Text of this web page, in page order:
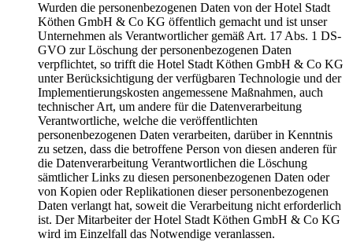
Wurden die personenbezogenen Daten von der Hotel Stadt
Köthen GmbH & Co KG öffentlich gemacht und ist unser
Unternehmen als Verantwortlicher gemäß Art. 17 Abs. 1 DS-
GVO zur Löschung der personenbezogenen Daten
verpflichtet, so trifft die Hotel Stadt Köthen GmbH & Co KG
unter Berücksichtigung der verfügbaren Technologie und der
Implementierungskosten angemessene Maßnahmen, auch
technischer Art, um andere für die Datenverarbeitung
Verantwortliche, welche die veröffentlichten
personenbezogenen Daten verarbeiten, darüber in Kenntnis
zu setzen, dass die betroffene Person von diesen anderen für
die Datenverarbeitung Verantwortlichen die Löschung
sämtlicher Links zu diesen personenbezogenen Daten oder
von Kopien oder Replikationen dieser personenbezogenen
Daten verlangt hat, soweit die Verarbeitung nicht erforderlich
ist. Der Mitarbeiter der Hotel Stadt Köthen GmbH & Co KG
wird im Einzelfall das Notwendige veranlassen.